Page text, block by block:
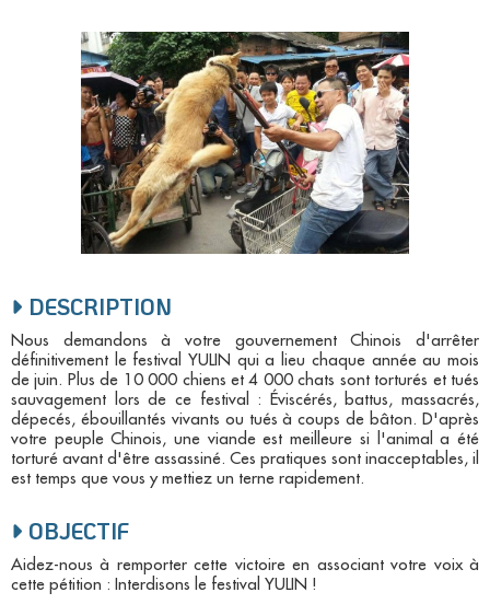
DESCRIPTION
Nous demandons à votre gouvernement Chinois d'arrêter
définitivement le festival YULIN qui a lieu chaque année au mois
de juin. Plus de 10 000 chiens et 4 000 chats sont torturés et tués
sauvagement lors de ce festival : Éviscérés, battus, massacrés,
dépecés, ébouillantés vivants ou tués à coups de bâton. D'après
votre peuple Chinois, une viande est meilleure si l'animal a été
torturé avant d'être assassiné. Ces pratiques sont inacceptables, il
est temps que vous y mettiez un terne rapidement.
OBJECTIF
Aidez-nous à remporter cette victoire en associant votre voix à
cette pétition : Interdisons le festival YULIN !